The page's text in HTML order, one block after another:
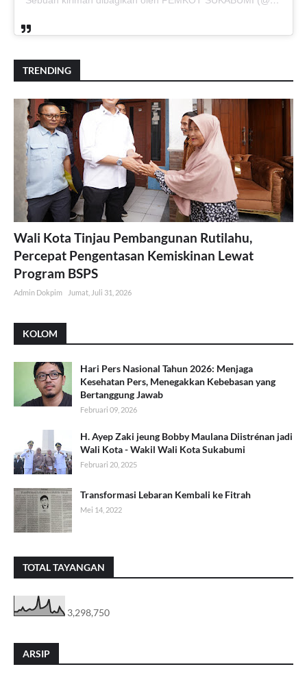
TRENDING
Wali Kota Tinjau Pembangunan Rutilahu,
Percepat Pengentasan Kemiskinan Lewat
Program BSPS
Admin Dokpim Jumat, Juli 31, 2026
KOLOM
Hari Pers Nasional Tahun 2026: Menjaga
Kesehatan Pers, Menegakkan Kebebasan yang
Bertanggung Jawab
Februari 09, 2026
H. Ayep Zaki jeung Bobby Maulana Diistrénan jadi
Wali Kota - Wakil Wali Kota Sukabumi
Februari 20, 2025
Transformasi Lebaran Kembali ke Fitrah
Mei 14, 2022
TOTAL TAYANGAN
3,298,750
ARSIP